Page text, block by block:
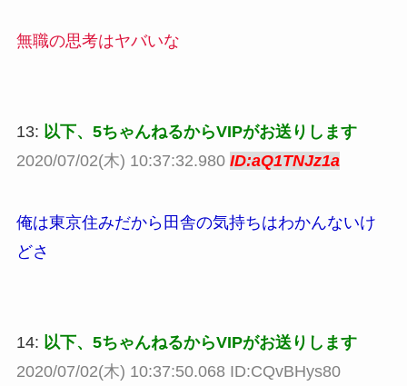
無職の思考はヤバいな
13: 以下、5ちゃんねるからVIPがお送りします
2020/07/02(木) 10:37:32.980 ID:aQ1TNJz1a
俺は東京住みだから田舎の気持ちはわかんないけ
どさ
14: 以下、5ちゃんねるからVIPがお送りします
2020/07/02(木) 10:37:50.068 ID:CQvBHys80